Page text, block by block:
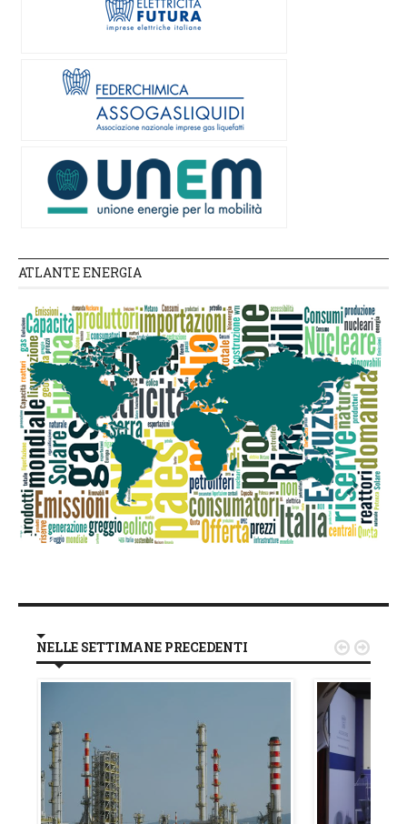
ATLANTE ENERGIA
NELLE SETTIMANE PRECEDENTI  